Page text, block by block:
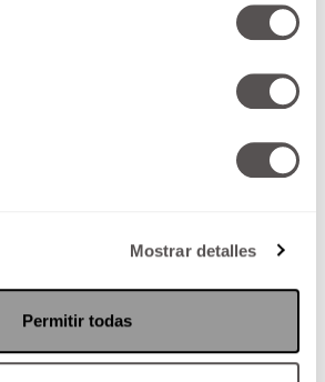
Mostrar detalles
Permitir todas
está investigando con
que se minimicen los
señalan que en 2020
seguimos utilizando cerdos